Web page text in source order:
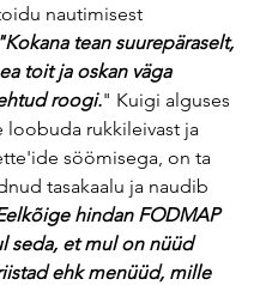
nautimisest
"Kokana tean suurepäraselt,
toit ja oskan väga
roogi." Kuigi alguses
loobuda rukkileivast ja
söömisega, on ta
tasakaalu ja naudib
hindan FODMAP
seda, et mul on nüüd
ehk menüüd, mille